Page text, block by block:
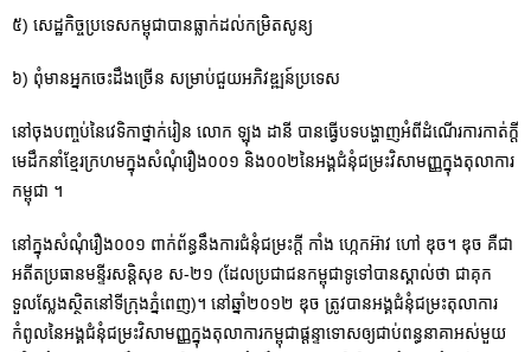
៥) សេដ្ឋកិច្ចប្រទេសកម្ពុជាបានធ្លាក់ដល់កម្រិតសូន្យ
៦) ពុំមានអ្នកចេះដឹងច្រើន សម្រាប់ជួយអភិវឌ្ឍន៍ប្រទេស
នៅចុងបញ្ចប់នៃវេទិកាថ្នាក់រៀន លោក ឡុង ដានី បានធ្វើបទបង្ហាញអំពីដំណើរការកាត់ក្តី
មេដឹកនាំខ្មែរក្រហមក្នុងសំណុំរឿង០០១ និង០០២នៃអង្គជំនុំជម្រះវិសាមញ្ញក្នុងតុលា​ការ
កម្ពុជា ។
នៅក្នុងសំណុំរឿង០០១ ពាក់ព័ន្ធនឹងការជំនុំជម្រះក្តី កាំង ហ្កេកអ៊ាវ ហៅ ឌុច។ ឌុច គឺជា
អតីតប្រធានមន្ទីរសន្តិសុខ ស-២១ (ដែលប្រជាជនកម្ពុជាទូទៅបានស្គាល់ថា ជាគុក
ទួលស្លែងស្ថិតនៅទីក្រុងភ្នំពេញ)។ នៅឆ្នាំ២០១២ ឌុច ត្រូវបានអង្គជំនុំជម្រះតុលាការ
កំពូលនៃអង្គជំនុំជម្រះវិសាមញ្ញក្នុងតុលាការកម្ពុជាផ្តន្ទាទោសឲ្យជាប់ពន្ធនាគាអស់មួយ